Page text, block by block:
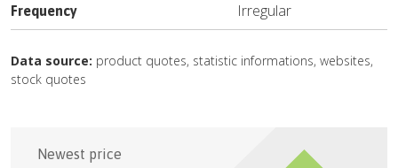
Frequency Irregular
Data source: product quotes, statistic informations, websites,
stock quotes
Newest price